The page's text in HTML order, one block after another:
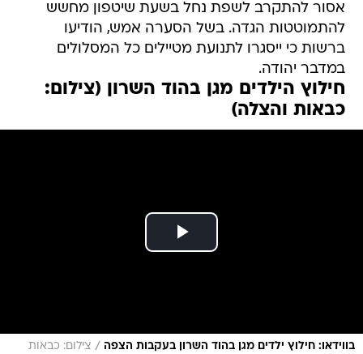
אסור להתקרב לשפת נחל בשעת שיטפון מחשש
להתמוטטות הגדה. בשל הסערה אמש, הודיעו
ברשות כי ייסגרו לתנועת מטיילים כל המסלולים
במדבר יהודה.
חילוץ הילדים מגן בהוד השרון (צילום:
כבאות והצלה)
בווידאו: חילוץ ילדים מגן בהוד השרון בעקבות הצפה / צילום: כבאות